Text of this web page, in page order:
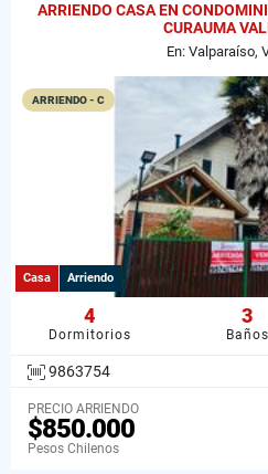
ARRIENDO CASA EN
CURAUMA
En: Valparaíso,
ARRIENDO - C
Casa Arriendo
4
Dormitorios
3
Baños
9863754
PRECIO ARRIENDO
$850.000
Pesos Chilenos